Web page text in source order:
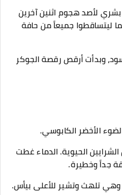
لأصد هجوم اثنين آخرين
ليتساقطوا جميعاً من حافة
وبدأت أرقص رقصة الجوكر
الأخضر الكابوسي.
الحيوية. الدماء غطت
جداً وخطيرة.
تلهث وتشير للأعلى بيأس.